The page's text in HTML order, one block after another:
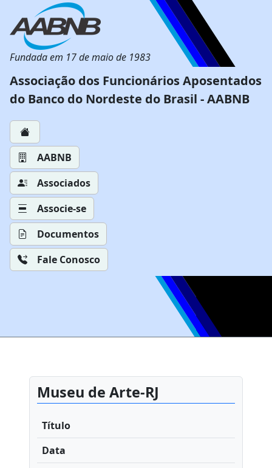
Fundada em 17 de maio de 1983
Associação dos Funcionários Aposentados
do Banco do Nordeste do Brasil - AABNB
AABNB
Associados
Associe-se
Documentos
Fale Conosco
Museu de Arte-RJ
Título
Data